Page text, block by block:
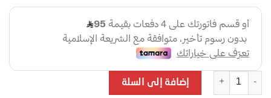
كمية مقاس 150-120خاص مع فوم ذهبي مطفي
إضافة إلى السلة